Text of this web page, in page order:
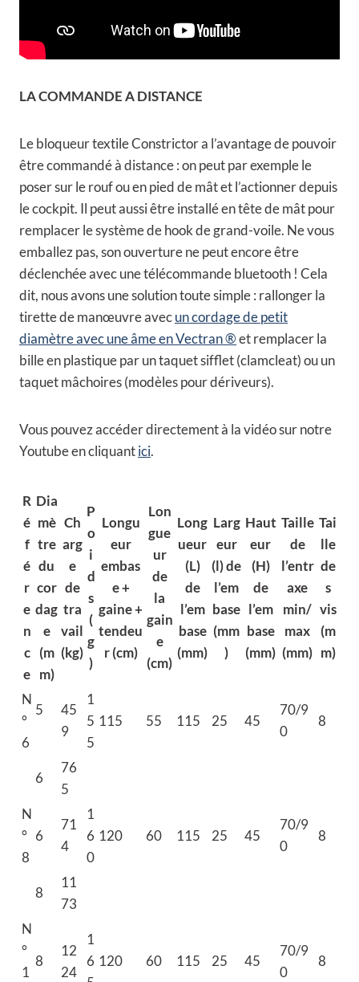
LA COMMANDE A DISTANCE
Le bloqueur textile Constrictor a l’avantage de pouvoir
être commandé à distance : on peut par exemple le
poser sur le rouf ou en pied de mât et l’actionner depuis
le cockpit. Il peut aussi être installé en tête de mât pour
remplacer le système de hook de grand-voile. Ne vous
emballez pas, son ouverture ne peut encore être
déclenchée avec une télécommande bluetooth ! Cela
dit, nous avons une solution toute simple : rallonger la
tirette de manœuvre avecun cordage de petit
diamètre avec une âme en Vectran ®et remplacer la
bille en plastique par un taquet sifflet (clamcleat) ou un
taquet mâchoires (modèles pour dériveurs).
Vous pouvez accéder directement à la vidéo sur notre
Youtube en cliquantici.
R
é
f
é
r
e
n
c
e
Dia
mè
tre
du
cor
dag
e
(m
m)
Ch
arg
e
de
tra
vail
(kg)
P
o
i
d
s
(
g
)
Longu
eur
embas
e +
gaine +
tendeu
r (cm)
Lon
gue
ur
de
la
gain
e
(cm)
Long
ueur
(L)
de
l’em
base
(mm)
Larg
eur
(l) de
l’em
base
(mm
)
Haut
eur
(H)
de
l’em
base
(mm)
Taille
de
l’entr
axe
min/
max
(mm)
Tai
lle
de
s
vis
(m
m)
N
°
6
5
45
9
1
5
5
115 55 115 25 45
70/9
0
8
6
76
5
N
°
8
6
71
4
1
6
0
120 60 115 25 45
70/9
0
8
8
11
73
N
°
1
8
12
24
1
6 120 60 115 25 45
70/9
0
8